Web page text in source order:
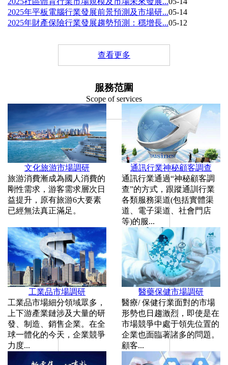
2025年平板電腦行業發展前景預測及市場研...05-14
2025年財產保險行業發展趨勢預測：穩增長...05-12
查看更多
服務范圍
Scope of services
文化旅游市場調研
旅游消費漸成為國人消費的
剛性需求，游客需求層次日
益提升，原有旅游6大要素
已經無法真正滿足。
通訊行業神秘顧客調查
通訊行業通過“神秘顧客調
查”的方式，跟蹤通訓行業
各類服務渠道(包括實體渠
道、電子渠道、社會門店
等)的服...
工業品市場調研
工業品市場細分領域眾多，
上下游產業鏈涉及大量的研
發、制造、銷售企業。在全
球一體化的今天，企業競爭
力度...
醫藥保健市場調研
醫療/ 保健行業面對的市場
形勢也日趨激烈，即使是在
市場競爭中處于領先位置的
企業也面臨著諸多的問題。
顧客...